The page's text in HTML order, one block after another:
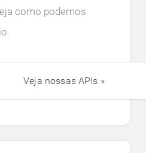
como podemos
Veja nossas APIs »